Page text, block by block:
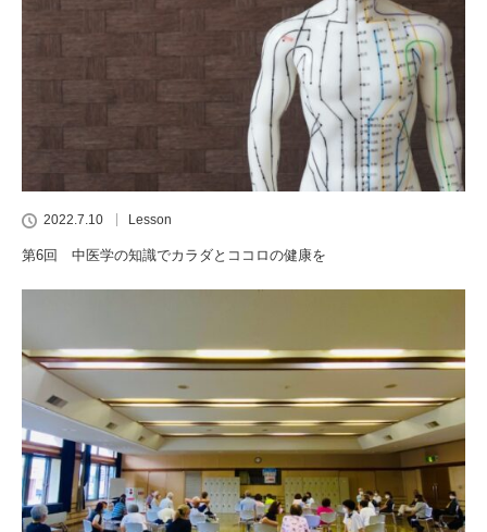
2022.7.10 Lesson
第6回 中医学の知識でカラダとココロの健康を